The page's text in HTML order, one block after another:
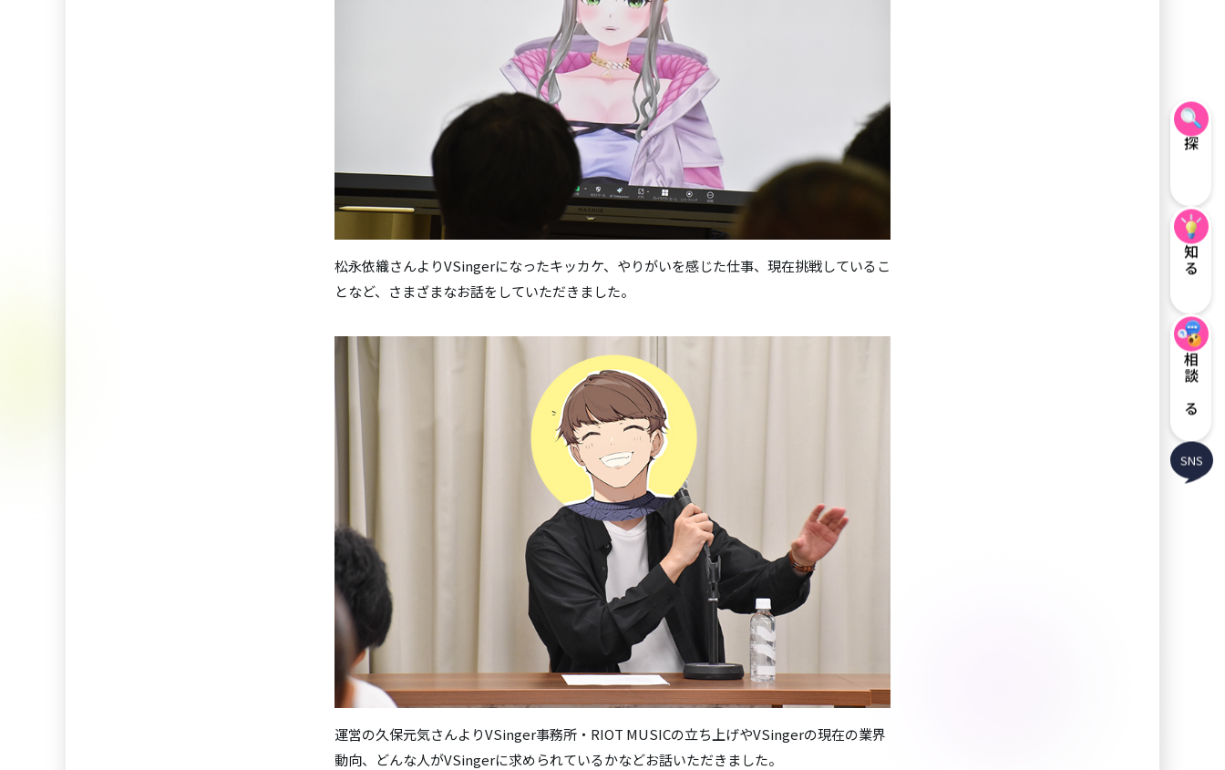
松永依織さんよりVSingerになったキッカケ、やりがいを感じた仕事、現在挑戦しているこ
となど、さまざまなお話をしていただきました。
運営の久保元気さんよりVSinger事務所・RIOT MUSICの立ち上げやVSingerの現在の業界
動向、どんな人がVSingerに求められているかなどお話いただきました。
探す
知る
相談する
SNS